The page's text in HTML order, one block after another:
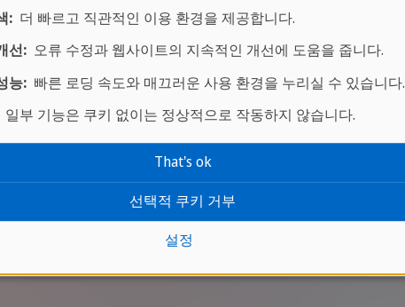
레슨에 45분
요청에 따라 수업참가가 가능
:더 빠르고 직관적인 이용 환경을 제공합니다.
선:오류 수정과 웹사이트의 지속적인 개선에 도움을 줍니다.
능:빠른 로딩 속도와 매끄러운 사용 환경을 누리실 수 있습니다.
부 기능은 쿠키 없이는 정상적으로 작동하지 않습니다.
설정
선택적 쿠키 거부
That's ok